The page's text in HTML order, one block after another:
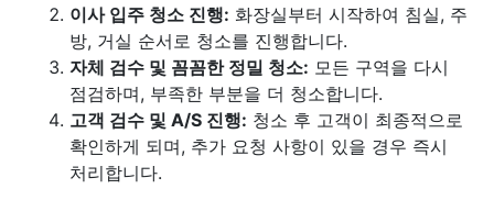
이사 입주 청소 진행: 화장실부터 시작하여 침실, 주
방, 거실 순서로 청소를 진행합니다.
자체 검수 및 꼼꼼한 정밀 청소: 모든 구역을 다시
점검하며, 부족한 부분을 더 청소합니다.
고객 검수 및 A/S 진행: 청소 후 고객이 최종적으로
확인하게 되며, 추가 요청 사항이 있을 경우 즉시
처리합니다.